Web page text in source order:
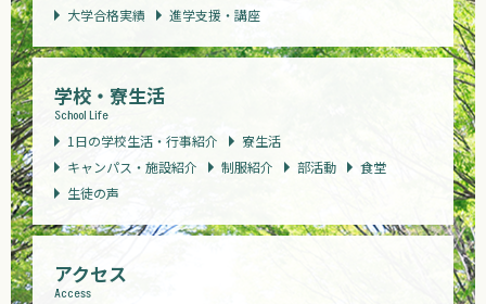
大学合格実績
進学支援・講座
学校・寮生活
School Life
1日の学校生活・行事紹介
寮生活
キャンパス・施設紹介
制服紹介 部活動
食堂
生徒の声
アクセス
Access